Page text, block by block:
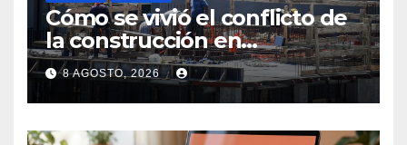
Cómo se vivió el conflicto de
la construcción en
Maldonado, un
departamento donde el
sector tiene sus
particularidades
8 AGOSTO, 2026